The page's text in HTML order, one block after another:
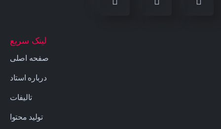
لینک سریع
صفحه اصلی
درباره استاد
تالیفات
تولید محتوا